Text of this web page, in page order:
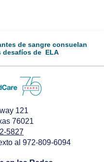
de sangre consuelan
desafíos de ELA
121
76021
5827
al 972-809-6094